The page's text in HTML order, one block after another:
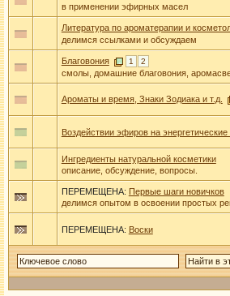
в применении эфирных масел
Литература по ароматерапии и
делимся ссылками и обсуждаем
Благовония 1 2
смолы, домашние благовония,
Ароматы и время, Знаки Зодиака и т.д.
Воздействии эфиров на
Ингредиенты натуральной косметики
описание, обсуждение, вопросы.
ПЕРЕМЕЩЕНА: Первые шаги новичков
делимся опытом в освоении простых
ПЕРЕМЕЩЕНА: Воски